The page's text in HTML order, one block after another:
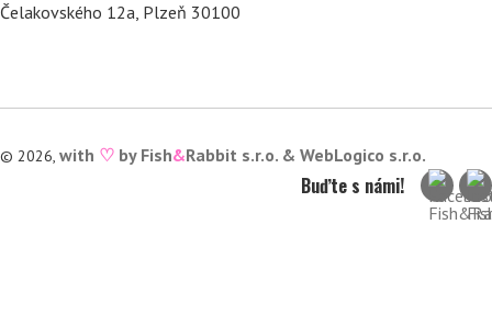
Čelakovského 12a, Plzeň 30100
© 2026, with ♡ by Fish&Rabbit s.r.o. & WebLogico s.r.o.
Buďte s námi!